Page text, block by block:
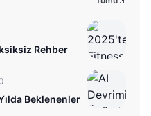
Rehber
Beklenenler